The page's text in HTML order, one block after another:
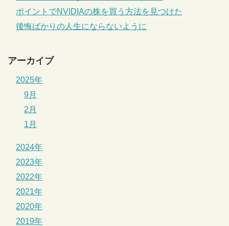
ポイントでNVIDIAの株を買う方法を見つけた
後悔ばかりの人生にならないように
アーカイブ
2025年
9月
2月
1月
2024年
2023年
2022年
2021年
2020年
2019年